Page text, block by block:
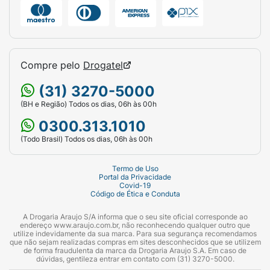
Compre pelo Drogatel
(31) 3270-5000
(BH e Região) Todos os dias, 06h às 00h
0300.313.1010
(Todo Brasil) Todos os dias, 06h às 00h
Termo de Uso
Portal da Privacidade
Covid-19
Código de Ética e Conduta
A Drogaria Araujo S/A informa que o seu site oficial corresponde ao
endereço www.araujo.com.br, não reconhecendo qualquer outro que
utilize indevidamente da sua marca. Para sua segurança recomendamos
que não sejam realizadas compras em sites desconhecidos que se utilizem
de forma fraudulenta da marca da Drogaria Araujo S.A. Em caso de
dúvidas, gentileza entrar em contato com (31) 3270-5000.